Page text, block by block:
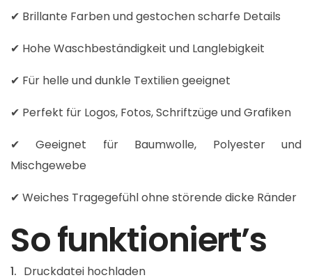
✔ Brillante Farben und gestochen scharfe Details
✔ Hohe Waschbeständigkeit und Langlebigkeit
✔ Für helle und dunkle Textilien geeignet
✔ Perfekt für Logos, Fotos, Schriftzüge und Grafiken
✔ Geeignet für Baumwolle, Polyester und
Mischgewebe
✔ Weiches Tragegefühl ohne störende dicke Ränder
So funktioniert’s
Druckdatei hochladen